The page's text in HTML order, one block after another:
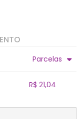
Parcelas
R$ 21,04
....